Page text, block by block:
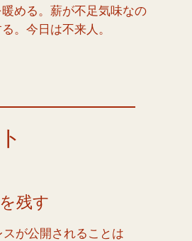
める。薪が不足気味なの
。今日は不来人。
残す
スが公開されることは